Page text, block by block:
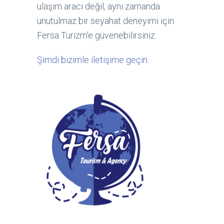
ulaşım aracı değil, aynı zamanda
unutulmaz bir seyahat deneyimi için
Fersa Turizm’e güvenebilirsiniz.
Şimdi bizimle iletişime geçin.